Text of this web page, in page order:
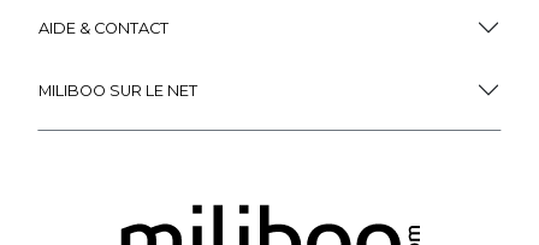
AIDE & CONTACT
MILIBOO SUR LE NET